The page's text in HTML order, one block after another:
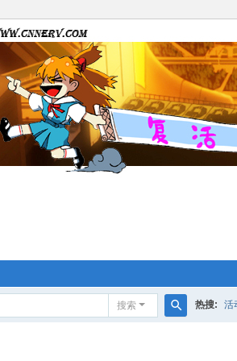
搜索 热搜: 活